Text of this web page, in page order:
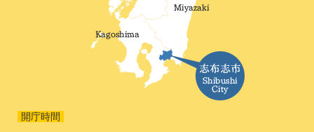
開庁時間